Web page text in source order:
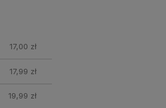
17,00 zł
17,99 zł
19,99 zł